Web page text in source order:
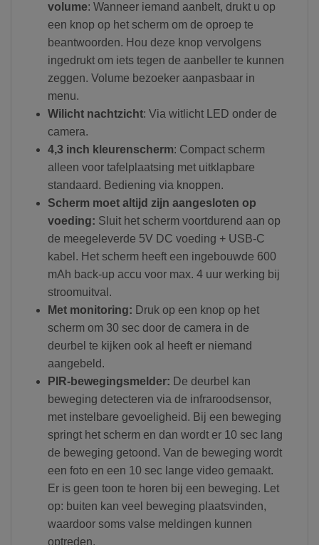
volume: Wanneer iemand aanbelt, drukt u op
een knop op het scherm om de oproep te
beantwoorden. Hou deze knop vervolgens
ingedrukt om iets tegen de aanbeller te kunnen
zeggen. Volume bezoeker aanpasbaar in
menu.
Wilicht nachtzicht: Via witlicht LED onder de
camera.
4,3 inch kleurenscherm: Compact scherm
alleen voor tafelplaatsing met uitklapbare
standaard. Bediening via knoppen.
Scherm moet altijd zijn aangesloten op
voeding: Sluit het scherm voortdurend aan op
de meegeleverde 5V DC voeding + USB-C
kabel. Het scherm heeft een ingebouwde 600
mAh back-up accu voor max. 4 uur werking bij
stroomuitval.
Met monitoring: Druk op een knop op het
scherm om 30 sec door de camera in de
deurbel te kijken ook al heeft er niemand
aangebeld.
PIR-bewegingsmelder: De deurbel kan
beweging detecteren via de infraroodsensor,
met instelbare gevoeligheid. Bij een beweging
springt het scherm en dan wordt er 10 sec lang
de beweging getoond. Van de beweging wordt
een foto en een 10 sec lange video gemaakt.
Er is geen toon te horen bij een beweging. Let
op: buiten kan veel beweging plaatsvinden,
waardoor soms valse meldingen kunnen
optreden.